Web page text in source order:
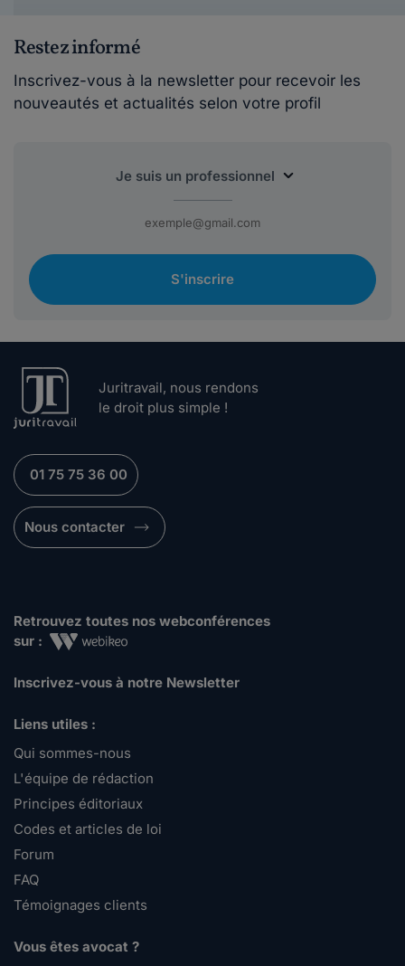
Restez informé
Inscrivez-vous à la newsletter pour recevoir les
nouveautés et actualités selon votre profil
S'inscrire
Juritravail, nous rendons
le droit plus simple !
01 75 75 36 00
Nous contacter
Retrouvez toutes nos webconférences
sur :
Inscrivez-vous à notre Newsletter
Liens utiles :
Qui sommes-nous
L'équipe de rédaction
Principes éditoriaux
Codes et articles de loi
Forum
FAQ
Témoignages clients
Vous êtes avocat ?